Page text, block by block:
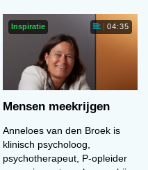
Inspiratie 04:35
Mensen meekrijgen
Anneloes van den Broek is
klinisch psycholoog,
psychotherapeut, P-opleider